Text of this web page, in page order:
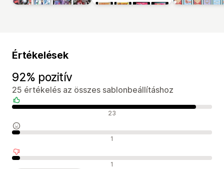
Értékelések
92% pozitív
25 értékelés az összes sablonbeállításhoz
Pozitív értékelések 23
Semleges értékelések 1
Negatív értékelések 1